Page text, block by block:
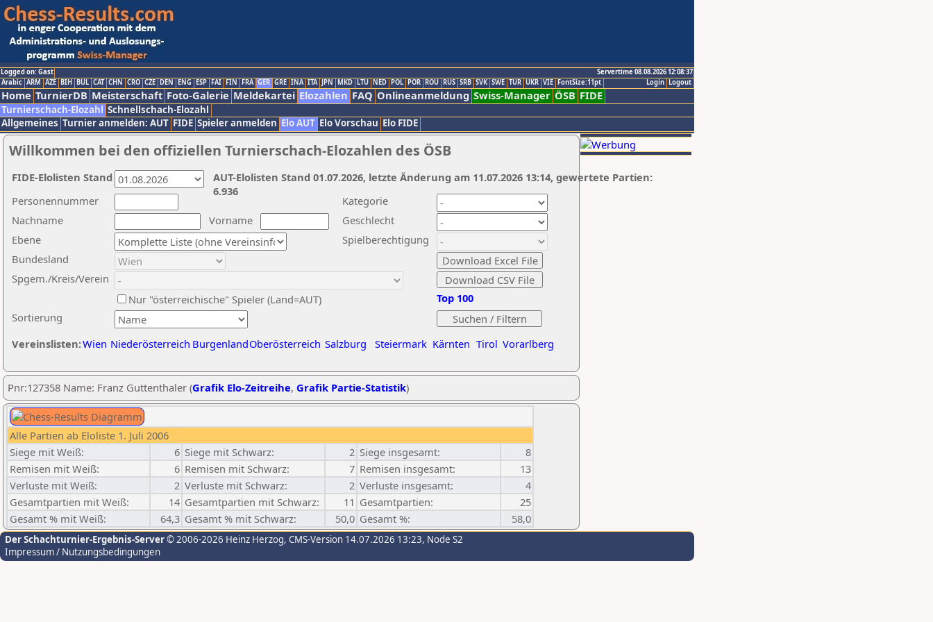
Logged on: Gast
Servertime 08.08.2026 12:08:37
Logout
Login
Arabic ARM AZE BIH BUL CAT CHN CRO CZE DEN ENG ESP FAI FIN FRA GER GRE INA ITA JPN MKD LTU NED POL POR ROU RUS SRB SVK SWE TUR UKR VIE FontSize:11pt
Home TurnierDB Meisterschaft Foto-Galerie Meldekartei Elozahlen FAQ Onlineanmeldung Swiss-Manager ÖSB FIDE
Turnierschach-Elozahl Schnellschach-Elozahl
Allgemeines Turnier anmelden: AUT FIDE Spieler anmelden Elo AUT Elo Vorschau Elo FIDE
Willkommen bei den offiziellen Turnierschach-Elozahlen des ÖSB
Nachname
Vorname
Ebene
Kategorie
Sortierung
Personennummer
Bundesland
Spgem./Kreis/Verein
Geschlecht
Nur "österreichische" Spieler (Land=AUT)
Spielberechtigung
Vereinslisten:Wien Niederösterreich BurgenlandOberösterreich Salzburg Steiermark Kärnten Tirol Vorarlberg
Top 100
AUT-Elolisten Stand 01.07.2026, letzte Änderung am 11.07.2026 13:14, gewertete Partien:
6.936
FIDE-Elolisten Stand
Pnr:127358 Name: Franz Guttenthaler (Grafik Elo-Zeitreihe, Grafik Partie-Statistik)
Alle Partien ab Eloliste 1. Juli 2006
Siege mit Weiß:
6 Siege mit Schwarz: 2 Siege insgesamt:
8
Remisen mit Weiß:
6 Remisen mit Schwarz: 7 Remisen insgesamt:
13
Verluste mit Weiß:
2 Verluste mit Schwarz: 2 Verluste insgesamt:
4
Gesamtpartien mit Weiß:
14 Gesamtpartien mit Schwarz: 11 Gesamtpartien:
25
Gesamt % mit Weiß:
64,3 Gesamt % mit Schwarz: 50,0 Gesamt %: 58,0
Der Schachturnier-Ergebnis-Server© 2006-2026 Heinz Herzog, CMS-Version 14.07.2026 13:23, Node S2
Impressum / Nutzungsbedingungen